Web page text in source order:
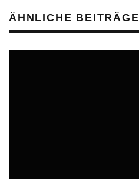
ÄHNLICHE BEITRÄGE